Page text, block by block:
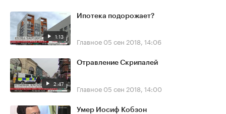
1:13
Ипотека подорожает?
Главное 05 сен 2018, 14:06
2:47
Отравление Скрипалей
Главное 05 сен 2018, 14:00
Умер Иосиф Кобзон